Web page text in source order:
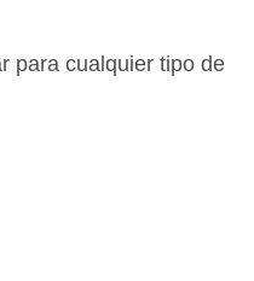
para cualquier tipo de